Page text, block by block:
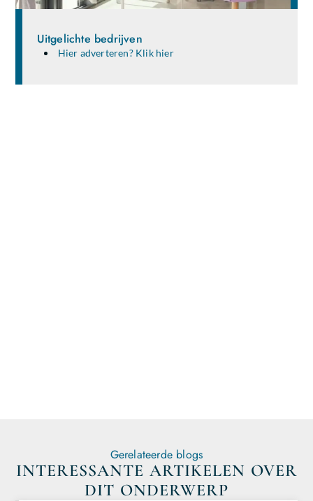
Uitgelichte bedrijven
Hier adverteren? Klik hier
Gerelateerde blogs
INTERESSANTE ARTIKELEN OVER
DIT ONDERWERP